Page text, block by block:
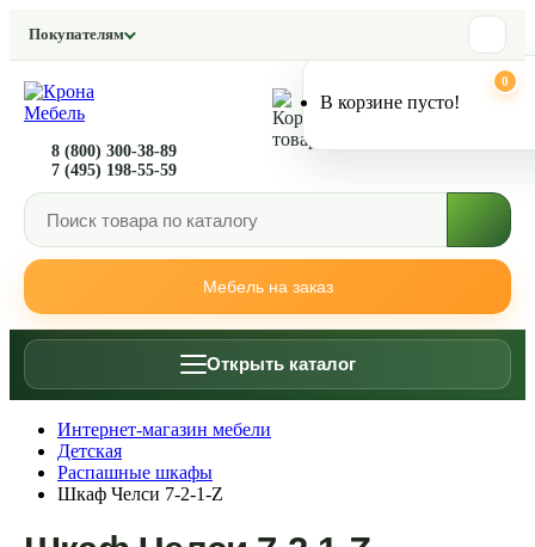
Покупателям
Мебель на заказ
8 (800) 300-38-89
7 (495) 198-55-59
0
В корзине пусто!
Открыть каталог
Интернет-магазин мебели
Детская
Распашные шкафы
Шкаф Челси 7-2-1-Z